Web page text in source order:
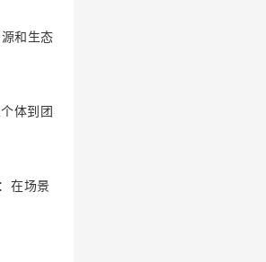
和生态
体到团
在场景